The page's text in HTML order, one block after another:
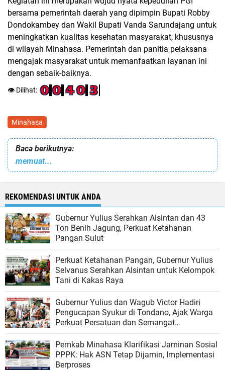
bersama pemerintah daerah yang dipimpin Bupati Robby
Dondokambey dan Wakil Bupati Vanda Sarundajang untuk
meningkatkan kualitas kesehatan masyarakat, khususnya
di wilayah Minahasa. Pemerintah dan panitia pelaksana
mengajak masyarakat untuk memanfaatkan layanan ini
dengan sebaik-baiknya.
👁️ Dilihat:
Minahasa
Baca berikutnya:
memuat...
REKOMENDASI UNTUK ANDA
Gubernur Yulius Serahkan Alsintan dan 43
Ton Benih Jagung, Perkuat Ketahanan
Pangan Sulut
Perkuat Ketahanan Pangan, Gubernur Yulius
Selvanus Serahkan Alsintan untuk Kelompok
Tani di Kakas Raya
Gubernur Yulius dan Wagub Victor Hadiri
Pengucapan Syukur di Tondano, Ajak Warga
Perkuat Persatuan dan Semangat
Membangun Sulut
Pemkab Minahasa Klarifikasi Jaminan Sosial
PPPK: Hak ASN Tetap Dijamin, Implementasi
Berproses